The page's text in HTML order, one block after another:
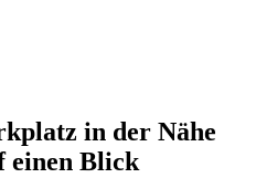
in der Nähe
einen Blick